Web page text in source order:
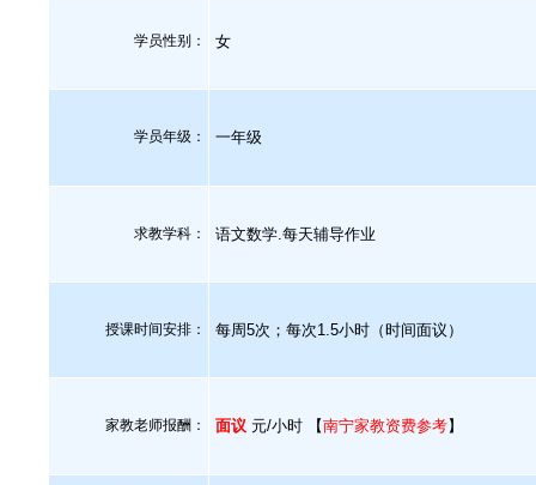
学员性别： 女
学员年级： 一年级
求教学科： 语文数学.每天辅导作业
授课时间安排： 每周5次；每次1.5小时（时间面议）
家教老师报酬： 面议 元/小时 【南宁家教资费参考】